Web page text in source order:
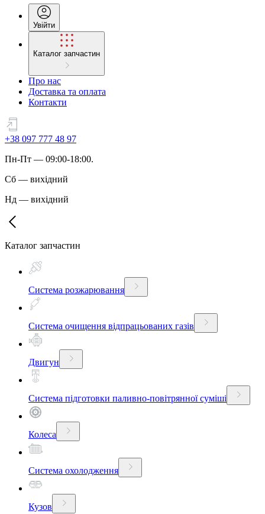
Увійти
Каталог запчастин
Про нас
Доставка та оплата
Контакти
+38 097 777 48 97
Пн-Пт — 09:00-18:00.
Сб — вихідний
Нд — вихідний
Каталог запчастин
Система розжарювання
Система очищення відпрацьованих газів
Двигун
Система підготовки паливно-повітрянної суміші
Колеса
Система охолодження
Кузов